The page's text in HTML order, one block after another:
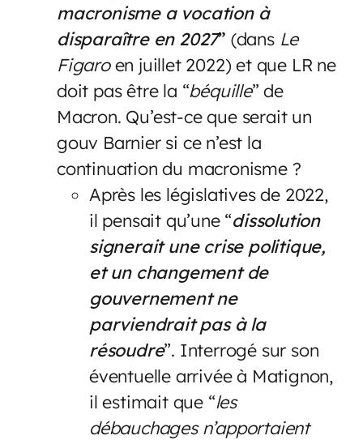
macronisme a vocation à
disparaître en 2027” (dans Le
Figaroen juillet 2022) et que LR ne
doit pas être la “béquille” de
Macron. Qu’est-ce que serait un
gouv Barnier si ce n’est la
continuation du macronisme ?
Après les législatives de 2022,
il pensait qu’une “dissolution
signerait une crise politique,
et un changement de
gouvernement ne
parviendrait pas à la
résoudre”. Interrogé sur son
éventuelle arrivée à Matignon,
il estimait que “les
débauchages n’apportaient